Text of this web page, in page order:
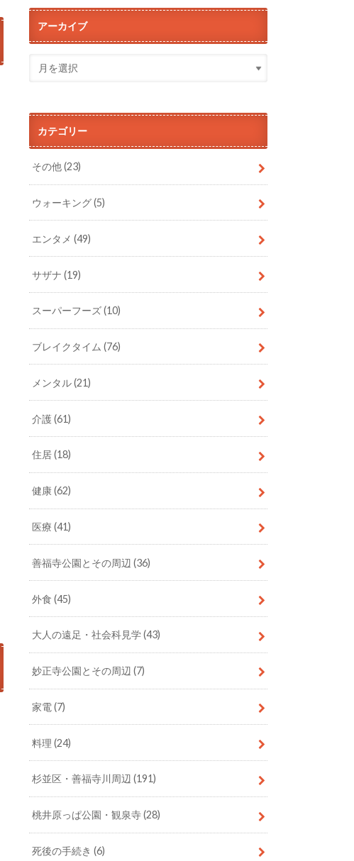
アーカイブ
カテゴリー
その他(23)
ウォーキング(5)
エンタメ(49)
サザナ(19)
スーパーフーズ(10)
ブレイクタイム(76)
メンタル(21)
介護(61)
住居(18)
健康(62)
医療(41)
善福寺公園とその周辺(36)
外食(45)
大人の遠足・社会科見学(43)
妙正寺公園とその周辺(7)
家電(7)
料理(24)
杉並区・善福寺川周辺(191)
桃井原っぱ公園・観泉寺(28)
死後の手続き(6)